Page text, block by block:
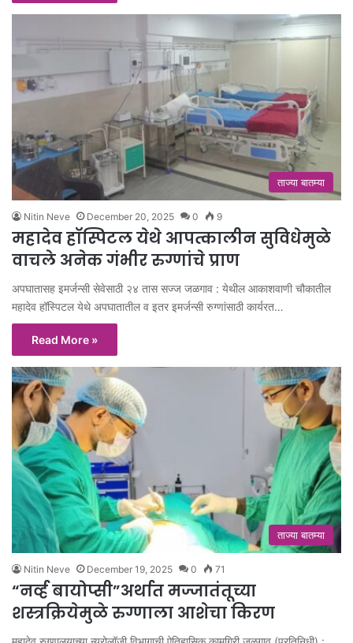
ताज्या बातम्या
Nitin Neve December 20, 2025 0 9
महादेव हॉस्पिटल येथे आपत्कालीन सुविधेमुळे
वाचले अनेक गंभीर रुग्णांचे प्राण
अपघातासह इमर्जन्सी सेवेसाठी २४ तास सज्ज जळगाव : येथील आकाशवाणी चौकातील
महादेव हॉस्पिटल येथे अपघातातील व इतर इमर्जन्सी रुग्णांसाठी कार्यरत…
Read More »
ताज्या बातम्या
Nitin Neve December 19, 2025 0 71
“नर्व्ह बायोप्सी”अर्थात मज्जातंतूच्या
शस्त्रक्रियेमुळे रुग्णाला आशेचा किरण